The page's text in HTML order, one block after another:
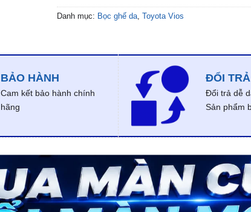
Danh mục: Bọc ghế da, Toyota Vios
BẢO HÀNH
Cam kết bảo hành chính
hãng
ĐỔI TRẢ
Đổi trả dễ
Sản phẩm